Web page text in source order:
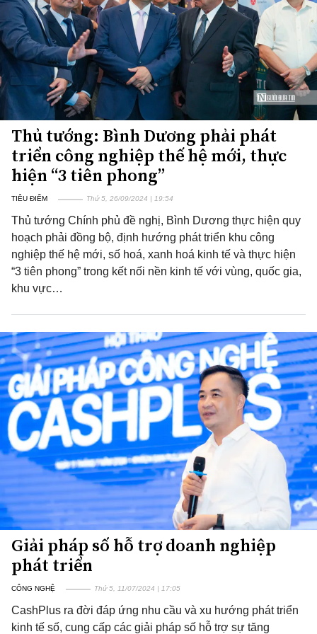
Thủ tướng: Bình Dương phải phát
triển công nghiệp thế hệ mới, thực
hiện “3 tiên phong”
TIÊU ĐIỂM Thứ 5, 26/09/2024 | 19:54
Thủ tướng Chính phủ đề nghị, Bình Dương thực hiện quy
hoạch phải đồng bộ, định hướng phát triển khu công
nghiệp thế hệ mới, số hoá, xanh hoá kinh tế và thực hiện
“3 tiên phong” trong kết nối nền kinh tế với vùng, quốc gia,
khu vực…
Giải pháp số hỗ trợ doanh nghiệp
phát triển
CÔNG NGHỆ Thứ 5, 11/07/2024 | 17:05
CashPlus ra đời đáp ứng nhu cầu và xu hướng phát triển
kinh tế số, cung cấp các giải pháp số hỗ trợ sự tăng